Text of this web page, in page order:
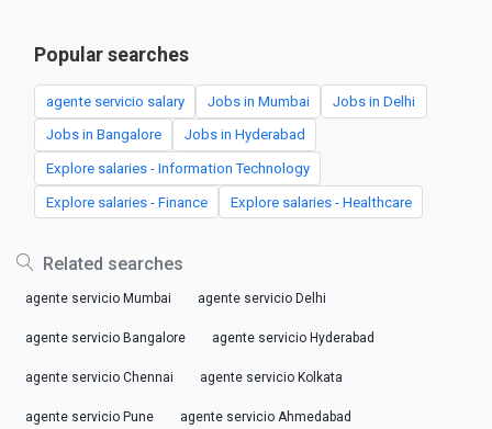
Popular searches
agente servicio salary Jobs in Mumbai Jobs in Delhi
Jobs in Bangalore Jobs in Hyderabad
Explore salaries - Information Technology
Explore salaries - Finance Explore salaries - Healthcare
Related searches
agente servicio Mumbai agente servicio Delhi
agente servicio Bangalore agente servicio Hyderabad
agente servicio Chennai agente servicio Kolkata
agente servicio Pune agente servicio Ahmedabad